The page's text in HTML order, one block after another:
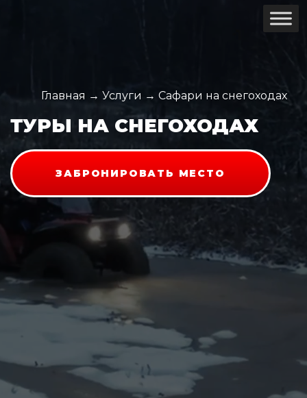
Главная → Услуги → Сафари на снегоходах
ТУРЫ НА СНЕГОХОДАХ
ЗАБРОНИРОВАТЬ МЕСТО